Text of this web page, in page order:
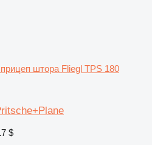
прицеп штора Fliegl TPS 180
$